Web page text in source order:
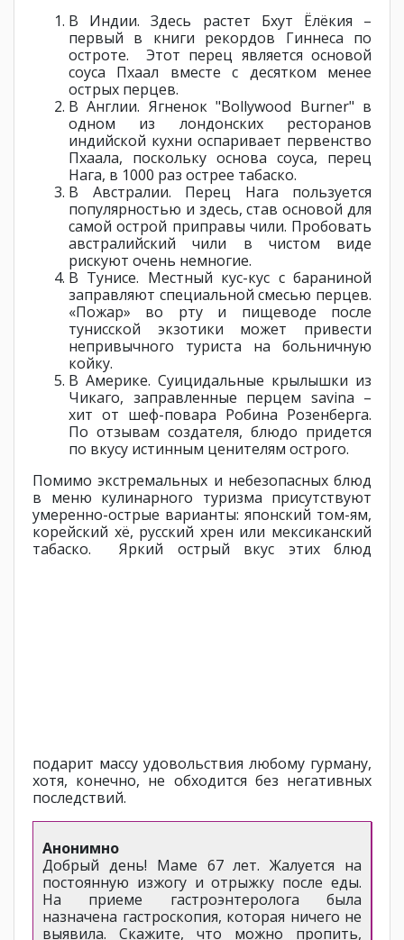
В Индии. Здесь растет Бхут Ёлёкия –
первый в книги рекордов Гиннеса по
остроте. Этот перец является основой
соуса Пхаал вместе с десятком менее
острых перцев.
В Англии. Ягненок "Bollywood Burner" в
одном из лондонских ресторанов
индийской кухни оспаривает первенство
Пхаала, поскольку основа соуса, перец
Нага, в 1000 раз острее табаско.
В Австралии. Перец Нага пользуется
популярностью и здесь, став основой для
самой острой приправы чили. Пробовать
австралийский чили в чистом виде
рискуют очень немногие.
В Тунисе. Местный кус-кус с бараниной
заправляют специальной смесью перцев.
«Пожар» во рту и пищеводе после
тунисской экзотики может привести
непривычного туриста на больничную
койку.
В Америке. Суицидальные крылышки из
Чикаго, заправленные перцем savina –
хит от шеф-повара Робина Розенберга.
По отзывам создателя, блюдо придется
по вкусу истинным ценителям острого.
Помимо экстремальных и небезопасных блюд
в меню кулинарного туризма присутствуют
умеренно-острые варианты: японский том-ям,
корейский хё, русский хрен или мексиканский
табаско.
Яркий острый вкус этих блюд
подарит массу удовольствия любому гурману,
хотя, конечно, не обходится без негативных
последствий.
Анонимно
Добрый день! Маме 67 лет. Жалуется на
постоянную изжогу и отрыжку после еды.
На приеме гастроэнтеролога была
назначена гастроскопия, которая ничего не
выявила. Скажите, что можно пропить,